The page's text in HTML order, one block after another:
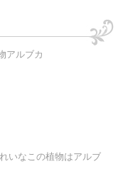
ルブカ
いなこの植物はアルブ